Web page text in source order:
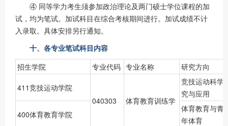
④ 同等学力考生须参加政治理论及两门硕士学位课程的加
试，均为笔试。加试科目在综合考核期间进行。加试成绩不计
入录取。具体安排另行通知。
十、各专业笔试科目内容
招生学院
专业代码 专业名称 研究方向
411竞技运动学院
040303
体育教育训练学
竞技运动科学
究与应用
400体育教育学院
体育教育与青
年体育